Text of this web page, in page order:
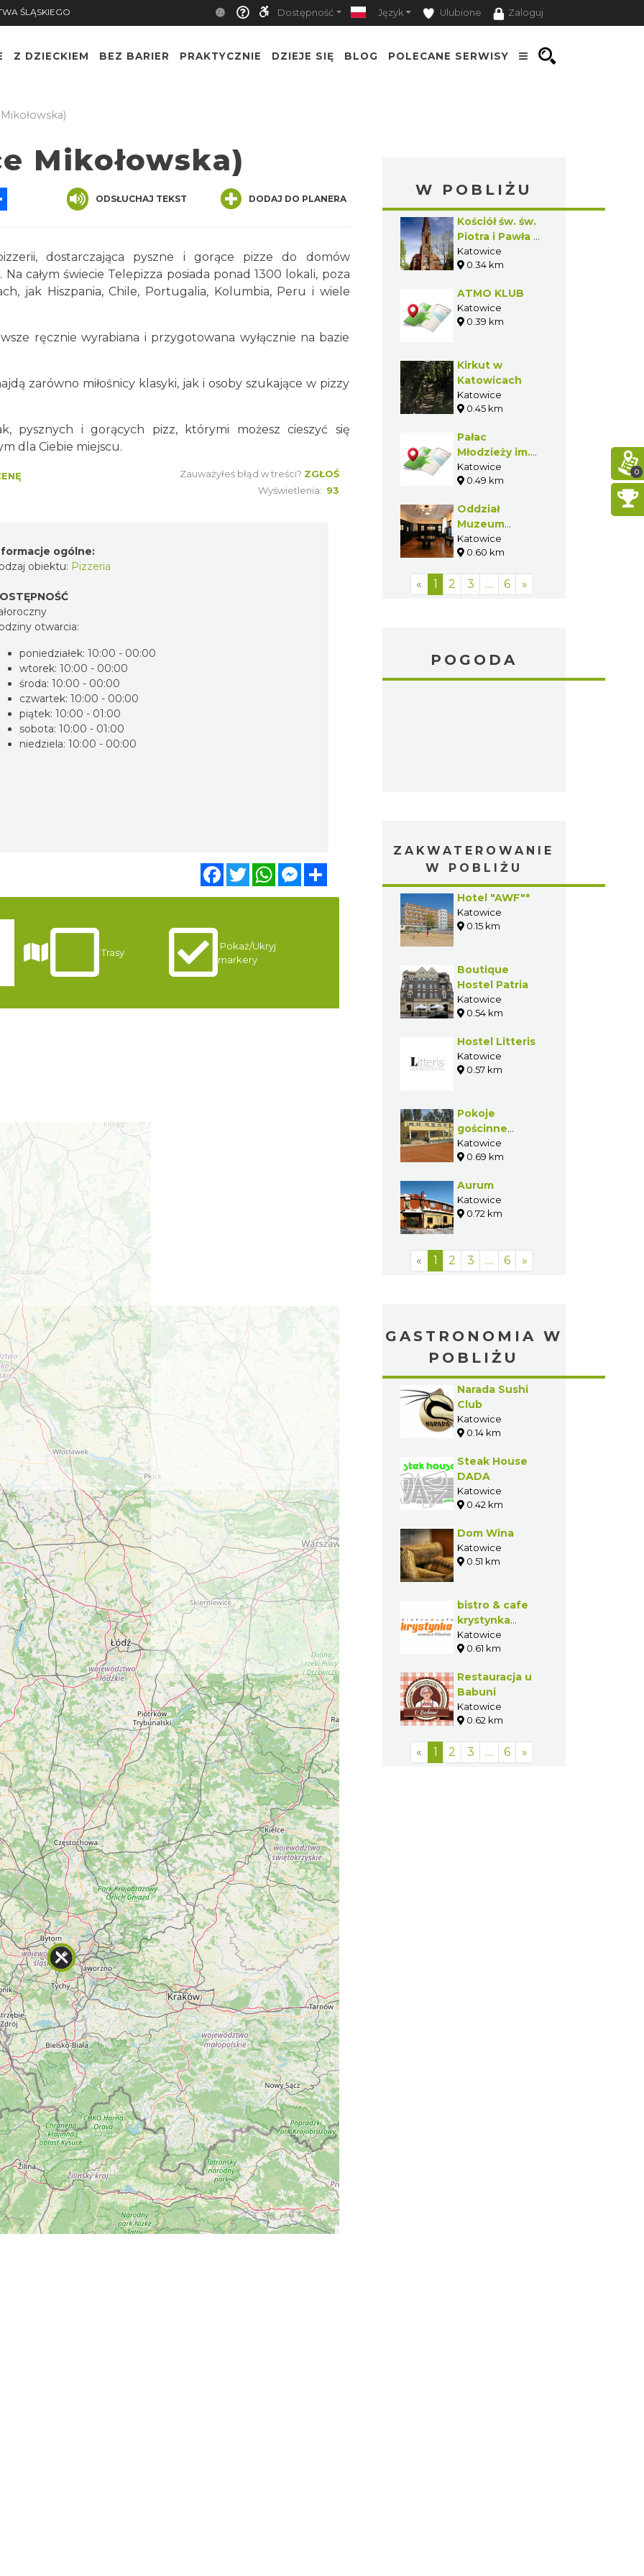
ŚLĄSKIEGO Dostępność Język Ulubione Zaloguj
Z DZIECKIEM BEZ BARIER PRAKTYCZNIE DZIEJE SIĘ BLOG POLECANE SERWISY
Mikołowska)
ODSŁUCHAJ TEKST DODAJ DO PLANERA
dostarczająca pyszne i gorące pizze do domów
Na całym świecie Telepizza posiada ponad 1300 lokali, poza
jak Hiszpania, Chile, Portugalia, Kolumbia, Peru i wiele
ręcznie wyrabiana i przygotowana wyłącznie na bazie
zarówno miłośnicy klasyki, jak i osoby szukające w pizzy
pysznych i gorących pizz, którymi możesz cieszyć się
dla Ciebie miejscu.
Zauważyłeś błąd w treści? ZGŁOŚ
Wyświetlenia: 93
ogólne:
obiektu: Pizzeria
otwarcia:
poniedziałek: 10:00 - 00:00
wtorek: 10:00 - 00:00
środa: 10:00 - 00:00
czwartek: 10:00 - 00:00
piątek: 10:00 - 01:00
sobota: 10:00 - 01:00
niedziela: 10:00 - 00:00
FacebookTwitterWhatsAppMessenger
Trasy
Pokaż/Ukryj
markery
W POBLIŻU
Kościół św. św.
Piotra i Pawła w
Katowicach
Katowice
0.34 km
ATMO KLUB
Katowice
0.39 km
Kirkut w
Katowicach
Katowice
0.45 km
Pałac
Młodzieży im.
A. Kamińskiego
Katowice
0.49 km
Oddział
Muzeum
Historii Katowic
- Dział Grafiki
Stellera
Katowice
0.60 km
« 1 2 3 … 6 »
POGODA
ZAKWATEROWANIE
W POBLIŻU
Hotel "AWF"*
Katowice
0.15 km
Boutique
Hostel Patria
Katowice
0.54 km
Hostel Litteris
Katowice
0.57 km
Pokoje
gościnne
"Tennis Club"
Katowice
0.69 km
Aurum
Katowice
0.72 km
« 1 2 3 … 6 »
GASTRONOMIA W
POBLIŻU
Narada Sushi
Club
Katowice
0.14 km
Steak House
DADA
Katowice
0.42 km
Dom Wina
Katowice
0.51 km
bistro & cafe
krystynka
wraca z
Wiednia
Katowice
0.61 km
Restauracja u
Babuni
Katowice
0.62 km
« 1 2 3 … 6 »
0